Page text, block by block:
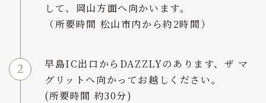
して、岡山方面へ向かいます。
（所要時間 松山市内から約2時間）
早島IC出口からDAZZLYのあります、ザ マ
グリットへ向かってお越しください。
(所要時間 約30分)